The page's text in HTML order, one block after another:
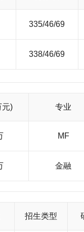
”6人。 适应社会需要的专业设置
科。拥有财政学、会
版学术专著34部，编
和教改研究立项等制
全院的校园网，成为
335/46/69
338/46/69
元) 专业
MF
金融
招生类型